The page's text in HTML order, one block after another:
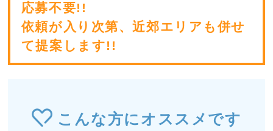
応募不要!!
依頼が入り次第、近郊エリアも併せ
て提案します!!
こんな方にオススメです